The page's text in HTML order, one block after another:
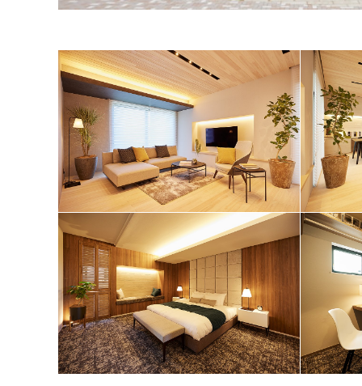
店名
店名
店名
担当
店名
出身地
店名
出身地
店名
店名
店名
担当
店名
店名
担当
店名
店名
店名
店名
店名
出身地